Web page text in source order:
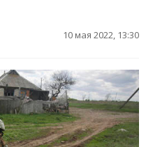
10 мая 2022, 13:30